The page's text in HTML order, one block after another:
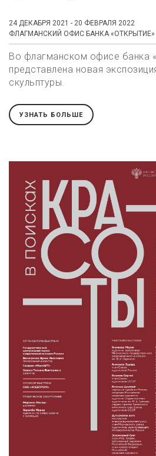
24 ДЕКАБРЯ 2021 - 20 ФЕВРАЛЯ 2022
ФЛАГМАНСКИЙ ОФИС БАНКА «ОТКРЫТИЕ»
Во флагманском офисе банка
представлена новая
скульптуры.
УЗНАТЬ БОЛЬШЕ